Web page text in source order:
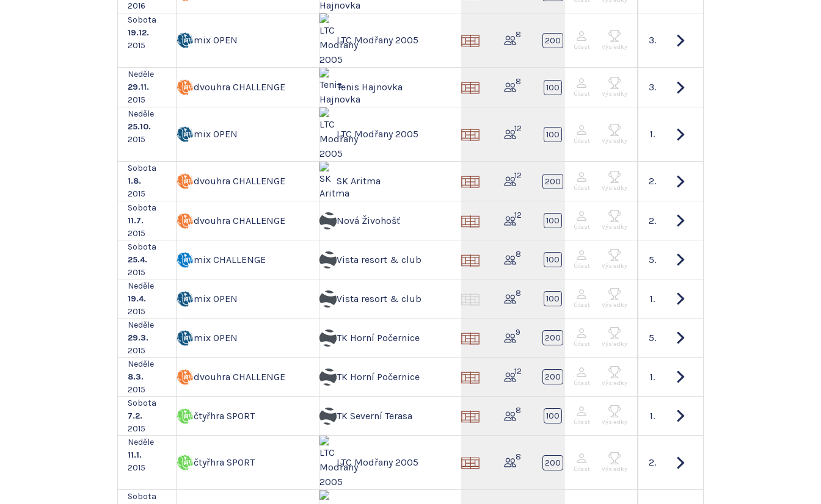
2016
Sobota
19.12.
2015
mix OPEN LTC Modřany 2005 8
200 3.
Účast Výsledky
Neděle
29.11.
2015
dvouhra CHALLENGE Tenis Hajnovka 8
100 3.
Účast Výsledky
Neděle
25.10.
2015
mix OPEN LTC Modřany 2005 12
100 1.
Účast Výsledky
Sobota
1.8.
2015
dvouhra CHALLENGE SK Aritma 12
200 2.
Účast Výsledky
Sobota
11.7.
2015
dvouhra CHALLENGE Nová Živohošť 12
100 2.
Účast Výsledky
Sobota
25.4.
2015
mix CHALLENGE Vista resort & club 8
100 5.
Účast Výsledky
Neděle
19.4.
2015
mix OPEN Vista resort & club 8
100 1.
Účast Výsledky
Neděle
29.3.
2015
mix OPEN TK Horní Počernice 9
200 5.
Účast Výsledky
Neděle
8.3.
2015
dvouhra CHALLENGE TK Horní Počernice 12
200 1.
Účast Výsledky
Sobota
7.2.
2015
čtyřhra SPORT TK Severní Terasa 8
100 1.
Účast Výsledky
Neděle
11.1.
2015
čtyřhra SPORT LTC Modřany 2005 8
200 2.
Účast Výsledky
Sobota